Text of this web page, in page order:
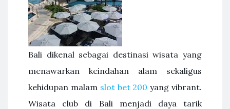
Bali dikenal sebagai destinasi wisata yang
menawarkan keindahan alam sekaligus
kehidupan malam slot bet 200 yang vibrant.
Wisata club di Bali menjadi daya tarik